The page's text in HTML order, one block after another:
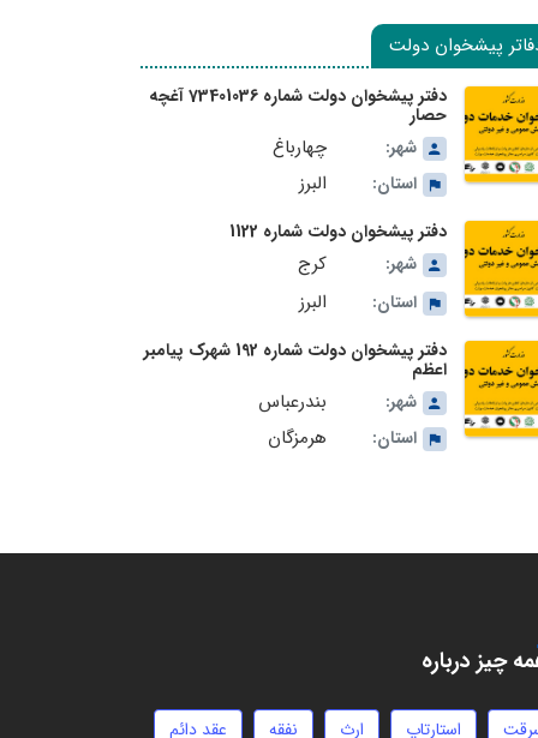
پیشخوان دولت
دفتر پیشخوان دولت شماره 73401036 آغچه
حصار
شهر:
چهارباغ
استان: البرز
دفتر پیشخوان دولت شماره 1122
شهر:
کرج
استان: البرز
دفتر پیشخوان دولت شماره 192 شهرک پیامبر
اعظم
شهر:
بندرعباس
استان: هرمزگان
چیز درباره
استارتاپ ارث نفقه عقد دائم